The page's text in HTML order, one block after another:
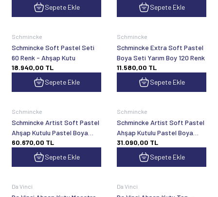
Sepete Ekle
Sepete Ekle
Schmincke
Schmincke Soft Pastel Seti
60 Renk - Ahşap Kutu
18.940,00 TL
Sepete Ekle
Schmincke
Schmincke Extra Soft Pastel
Boya Seti Yarım Boy 120 Renk
11.580,00 TL
Sepete Ekle
Schmincke
Schmincke Artist Soft Pastel
Ahşap Kutulu Pastel Boya
Seti Genel Amaçlı 200 Renk
60.670,00 TL
Sepete Ekle
Schmincke
Schmincke Artist Soft Pastel
Ahşap Kutulu Pastel Boya
Seti Genel Amaçlı 100 Renk
31.090,00 TL
Sepete Ekle
Da Vinci Da Vinci